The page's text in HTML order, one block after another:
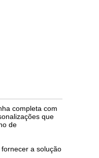
completa com
que
de
a solução